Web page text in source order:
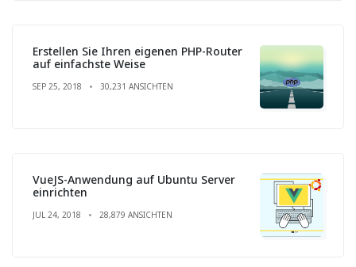
Erstellen Sie Ihren eigenen PHP-Router
auf einfachste Weise
SEP 25, 2018 30,231 ANSICHTEN
VueJS-Anwendung auf Ubuntu Server
einrichten
JUL 24, 2018 28,879 ANSICHTEN